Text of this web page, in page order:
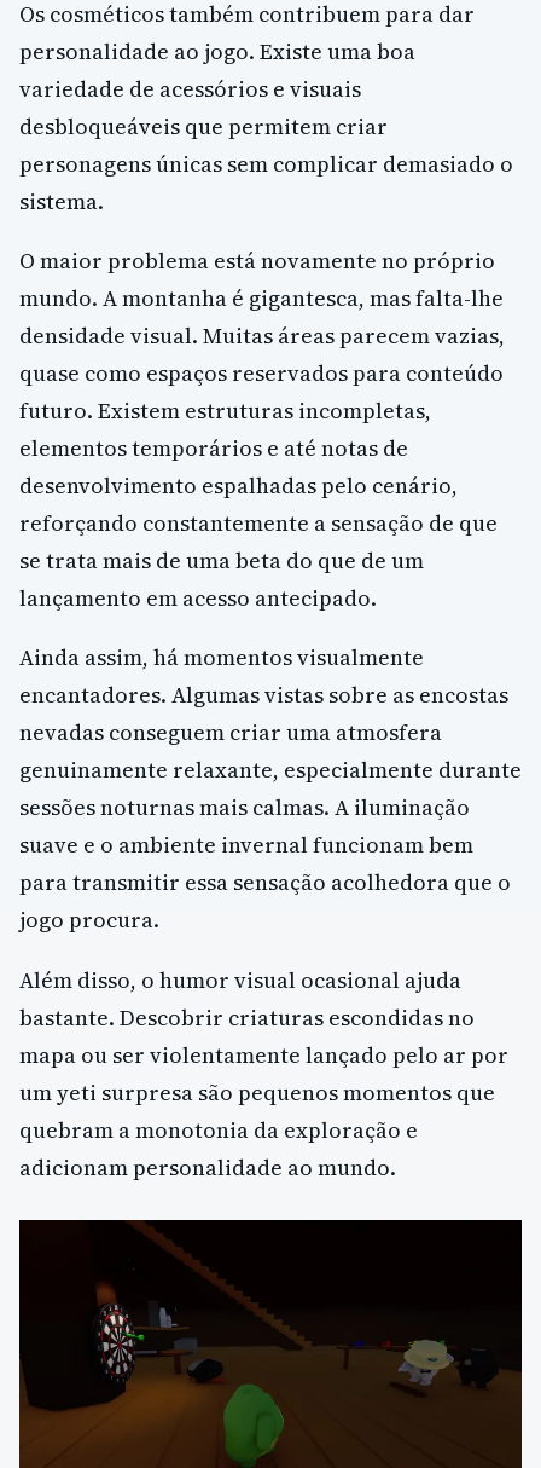
Os cosméticos também contribuem para dar
personalidade ao jogo. Existe uma boa
variedade de acessórios e visuais
desbloqueáveis que permitem criar
personagens únicas sem complicar demasiado o
sistema.
O maior problema está novamente no próprio
mundo. A montanha é gigantesca, mas falta-lhe
densidade visual. Muitas áreas parecem vazias,
quase como espaços reservados para conteúdo
futuro. Existem estruturas incompletas,
elementos temporários e até notas de
desenvolvimento espalhadas pelo cenário,
reforçando constantemente a sensação de que
se trata mais de uma beta do que de um
lançamento em acesso antecipado.
Ainda assim, há momentos visualmente
encantadores. Algumas vistas sobre as encostas
nevadas conseguem criar uma atmosfera
genuinamente relaxante, especialmente durante
sessões noturnas mais calmas. A iluminação
suave e o ambiente invernal funcionam bem
para transmitir essa sensação acolhedora que o
jogo procura.
Além disso, o humor visual ocasional ajuda
bastante. Descobrir criaturas escondidas no
mapa ou ser violentamente lançado pelo ar por
um yeti surpresa são pequenos momentos que
quebram a monotonia da exploração e
adicionam personalidade ao mundo.